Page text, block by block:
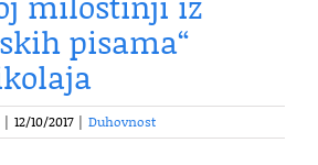
pisama“
12/10/2017 Duhovnost